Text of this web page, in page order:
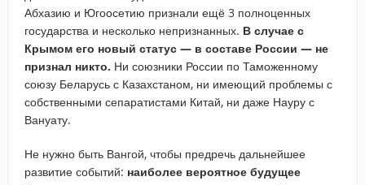
Абхазию и Югоосетию признали ещё 3 полноценных
государства и несколько непризнанных. В случае с
Крымом его новый статус — в составе России — не
признал никто. Ни союзники России по Таможенному
союзу Беларусь с Казахстаном, ни имеющий проблемы с
собственными сепаратистами Китай, ни даже Науру с
Вануату.
Не нужно быть Вангой, чтобы предречь дальнейшее
развитие событий: наиболее вероятное будущее